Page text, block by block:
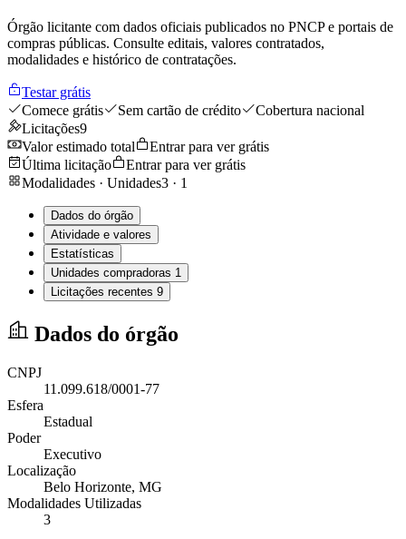
Órgão licitante com dados oficiais publicados no PNCP e portais de
compras públicas. Consulte editais, valores contratados,
modalidades e histórico de contratações.
Testar grátis
Comece grátis
Sem cartão de crédito
Cobertura nacional
Licitações9
Valor estimado total
Entrar para ver grátis
Última licitação
Entrar para ver grátis
Modalidades · Unidades3 · 1
Dados do órgão
Atividade e valores
Estatísticas
Unidades compradoras 1
Licitações recentes 9
Dados do órgão
CNPJ
11.099.618/0001-77
Esfera
Estadual
Poder
Executivo
Localização
Belo Horizonte, MG
Modalidades Utilizadas
3